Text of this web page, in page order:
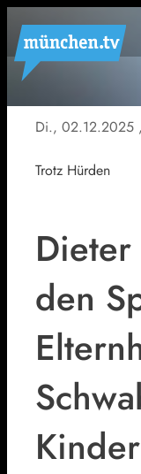
Di., 02.12.2025
Trotz Hürden
den